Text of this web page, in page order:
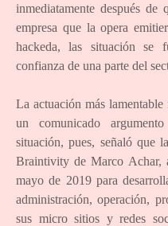
inmediatamente después
empresa que la opera
hackeda, las situación se
confianza de una parte del
La actuación más
un comunicado
situación, pues, señaló que
Braintivity de Marco Achar,
mayo de 2019 para
administración, operación,
sus micro sitios y redes